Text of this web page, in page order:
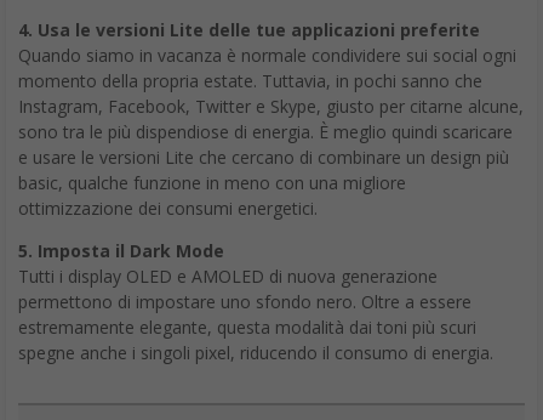
4. Usa le versioni Lite delle tue applicazioni preferite
Quando siamo in vacanza è normale condividere sui social ogni
momento della propria estate. Tuttavia, in pochi sanno che
Instagram, Facebook, Twitter e Skype, giusto per citarne alcune,
sono tra le più dispendiose di energia. È meglio quindi scaricare
e usare le versioni Lite che cercano di combinare un design più
basic, qualche funzione in meno con una migliore
ottimizzazione dei consumi energetici.
5. Imposta il Dark Mode
Tutti i display OLED e AMOLED di nuova generazione
permettono di impostare uno sfondo nero. Oltre a essere
estremamente elegante, questa modalità dai toni più scuri
spegne anche i singoli pixel, riducendo il consumo di energia.